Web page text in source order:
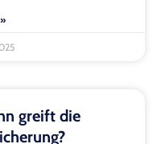
greift die